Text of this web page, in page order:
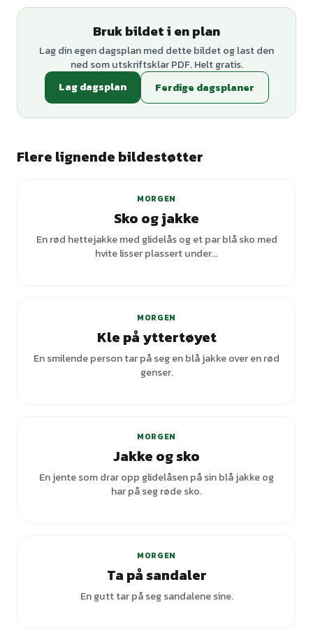
Bruk bildet i en plan
Lag din egen dagsplan med dette bildet og last den
ned som utskriftsklar PDF. Helt gratis.
Lag dagsplan
Ferdige dagsplaner
Flere lignende bildestøtter
MORGEN
Sko og jakke
En rød hettejakke med glidelås og et par blå sko med
hvite lisser plassert under...
MORGEN
Kle på yttertøyet
En smilende person tar på seg en blå jakke over en rød
genser.
MORGEN
Jakke og sko
En jente som drar opp glidelåsen på sin blå jakke og
har på seg røde sko.
MORGEN
Ta på sandaler
En gutt tar på seg sandalene sine.